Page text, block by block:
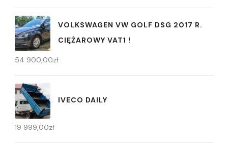
VOLKSWAGEN VW GOLF DSG 2017 R.
CIĘŻAROWY VAT1 !
54 900,00zł
IVECO DAILY
19 999,00zł